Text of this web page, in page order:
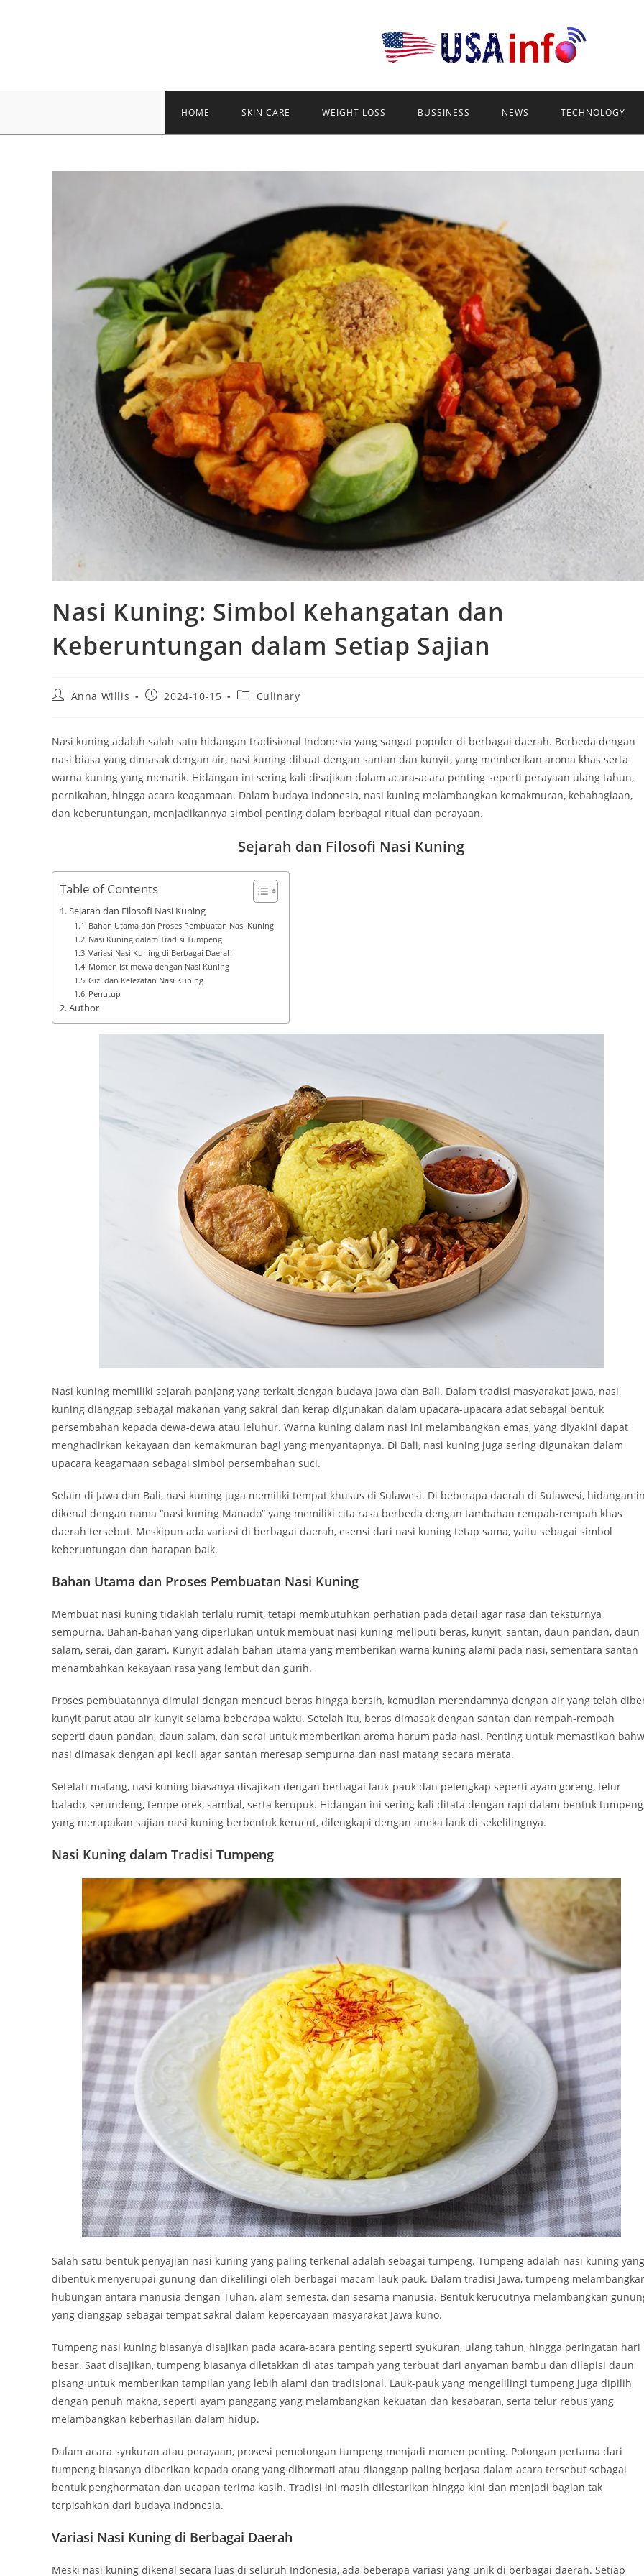
HOME SKIN CARE WEIGHT LOSS BUSSINESS NEWS TECHNOLOGY
Nasi Kuning: Simbol Kehangatan dan
Keberuntungan dalam Setiap Sajian
PostAnna Willis
Post2024-10-15
PostCulinary
Nasi kuning adalah salah satu hidangan tradisional Indonesia yang sangat populer di berbagai daerah. Berbeda dengan
nasi biasa yang dimasak dengan air, nasi kuning dibuat dengan santan dan kunyit, yang memberikan aroma khas serta
warna kuning yang menarik. Hidangan ini sering kali disajikan dalam acara-acara penting seperti perayaan ulang tahun,
pernikahan, hingga acara keagamaan. Dalam budaya Indonesia, nasi kuning melambangkan kemakmuran, kebahagiaan,
dan keberuntungan, menjadikannya simbol penting dalam berbagai ritual dan perayaan.
Sejarah dan Filosofi Nasi Kuning
Table of Contents
Sejarah dan Filosofi Nasi Kuning
Bahan Utama dan Proses Pembuatan Nasi Kuning
Nasi Kuning dalam Tradisi Tumpeng
Variasi Nasi Kuning di Berbagai Daerah
Momen Istimewa dengan Nasi Kuning
Gizi dan Kelezatan Nasi Kuning
Penutup
Author
Nasi kuning memiliki sejarah panjang yang terkait dengan budaya Jawa dan Bali. Dalam tradisi masyarakat Jawa, nasi
kuning dianggap sebagai makanan yang sakral dan kerap digunakan dalam upacara-upacara adat sebagai bentuk
persembahan kepada dewa-dewa atau leluhur. Warna kuning dalam nasi ini melambangkan emas, yang diyakini dapat
menghadirkan kekayaan dan kemakmuran bagi yang menyantapnya. Di Bali, nasi kuning juga sering digunakan dalam
upacara keagamaan sebagai simbol persembahan suci.
Selain di Jawa dan Bali, nasi kuning juga memiliki tempat khusus di Sulawesi. Di beberapa daerah di Sulawesi, hidangan
dikenal dengan nama “nasi kuning Manado” yang memiliki cita rasa berbeda dengan tambahan rempah-rempah khas
daerah tersebut. Meskipun ada variasi di berbagai daerah, esensi dari nasi kuning tetap sama, yaitu sebagai simbol
keberuntungan dan harapan baik.
Bahan Utama dan Proses Pembuatan Nasi Kuning
Membuat nasi kuning tidaklah terlalu rumit, tetapi membutuhkan perhatian pada detail agar rasa dan teksturnya
sempurna. Bahan-bahan yang diperlukan untuk membuat nasi kuning meliputi beras, kunyit, santan, daun pandan, daun
salam, serai, dan garam. Kunyit adalah bahan utama yang memberikan warna kuning alami pada nasi, sementara santan
menambahkan kekayaan rasa yang lembut dan gurih.
Proses pembuatannya dimulai dengan mencuci beras hingga bersih, kemudian merendamnya dengan air yang telah
kunyit parut atau air kunyit selama beberapa waktu. Setelah itu, beras dimasak dengan santan dan rempah-rempah
seperti daun pandan, daun salam, dan serai untuk memberikan aroma harum pada nasi. Penting untuk memastikan
nasi dimasak dengan api kecil agar santan meresap sempurna dan nasi matang secara merata.
Setelah matang, nasi kuning biasanya disajikan dengan berbagai lauk-pauk dan pelengkap seperti ayam goreng, telur
balado, serundeng, tempe orek, sambal, serta kerupuk. Hidangan ini sering kali ditata dengan rapi dalam bentuk
yang merupakan sajian nasi kuning berbentuk kerucut, dilengkapi dengan aneka lauk di sekelilingnya.
Nasi Kuning dalam Tradisi Tumpeng
Salah satu bentuk penyajian nasi kuning yang paling terkenal adalah sebagai tumpeng. Tumpeng adalah nasi kuning yang
dibentuk menyerupai gunung dan dikelilingi oleh berbagai macam lauk pauk. Dalam tradisi Jawa, tumpeng
hubungan antara manusia dengan Tuhan, alam semesta, dan sesama manusia. Bentuk kerucutnya melambangkan
yang dianggap sebagai tempat sakral dalam kepercayaan masyarakat Jawa kuno.
Tumpeng nasi kuning biasanya disajikan pada acara-acara penting seperti syukuran, ulang tahun, hingga peringatan hari
besar. Saat disajikan, tumpeng biasanya diletakkan di atas tampah yang terbuat dari anyaman bambu dan dilapisi daun
pisang untuk memberikan tampilan yang lebih alami dan tradisional. Lauk-pauk yang mengelilingi tumpeng juga dipilih
dengan penuh makna, seperti ayam panggang yang melambangkan kekuatan dan kesabaran, serta telur rebus yang
melambangkan keberhasilan dalam hidup.
Dalam acara syukuran atau perayaan, prosesi pemotongan tumpeng menjadi momen penting. Potongan pertama dari
tumpeng biasanya diberikan kepada orang yang dihormati atau dianggap paling berjasa dalam acara tersebut sebagai
bentuk penghormatan dan ucapan terima kasih. Tradisi ini masih dilestarikan hingga kini dan menjadi bagian tak
terpisahkan dari budaya Indonesia.
Variasi Nasi Kuning di Berbagai Daerah
Meski nasi kuning dikenal secara luas di seluruh Indonesia, ada beberapa variasi yang unik di berbagai daerah. Setiap